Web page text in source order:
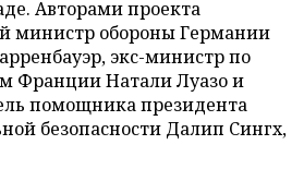
Авторами проекта
министр обороны Германии
экс-министр по
Франции Натали Луазо и
помощника президента
безопасности Далип Сингх,